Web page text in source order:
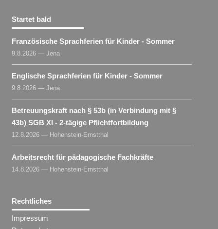
Startet bald
Französische Sprachferien für Kinder - Sommer
9.8.2026 — Jena
Englische Sprachferien für Kinder - Sommer
9.8.2026 — Jena
Betreuungskraft nach § 53b (in Verbindung mit §
43b) SGB XI - 2-tägige Pflichtfortbildung
12.8.2026 — Hohenstein-Ernstthal
Arbeitsrecht für pädagogische Fachkräfte
14.8.2026 — Hohenstein-Ernstthal
Rechtliches
Impressum